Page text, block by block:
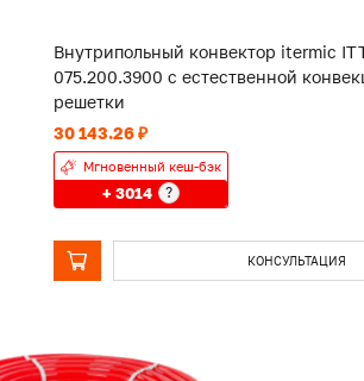
Внутрипольный конвектор itermic
075.200.3900 с естественной
решетки
30 143.26 ₽
Мгновенный кеш-бэк
+ 3014 ?
КОНСУЛЬТАЦИЯ